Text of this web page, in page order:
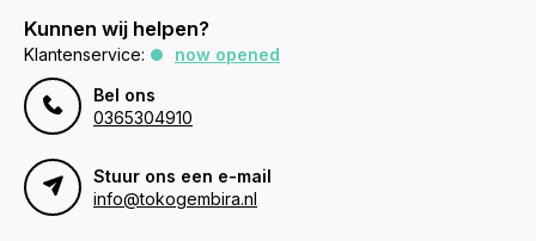
Kunnen wij helpen?
Klantenservice:
now opened
Bel ons
0365304910
Stuur ons een e-mail
info@tokogembira.nl